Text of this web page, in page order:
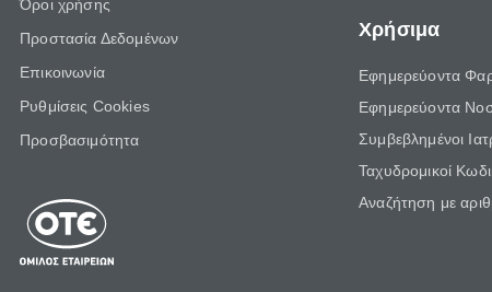
Όροι χρήσης
Προστασία Δεδομένων
Επικοινωνία
Ρυθμίσεις Cookies
Προσβασιμότητα
Χρήσιμα
Εφημερεύοντα
Εφημερεύοντα
Συμβεβλημένοι
Ταχυδρομικοί
Αναζήτηση με